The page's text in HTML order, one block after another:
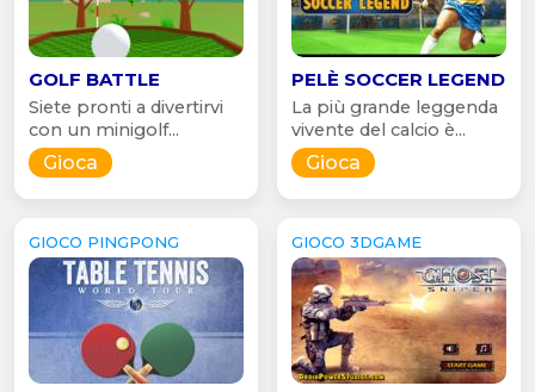
GOLF BATTLE
Siete pronti a divertirvi
con un minigolf...
Gioca
PELÈ SOCCER LEGEND
La più grande leggenda
vivente del calcio è...
Gioca
GIOCO PINGPONG GIOCO 3DGAME